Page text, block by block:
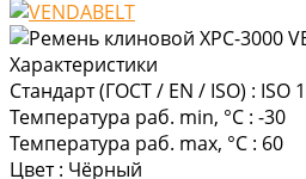
Характеристики
Стандарт (ГОСТ / EN / ISO) : ISO
Температура раб. min, °C : -30
Температура раб. max, °C : 60
Цвет : Чёрный